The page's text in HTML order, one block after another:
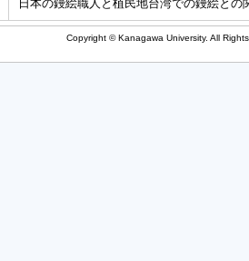
日本の鏝絵職人と植民地台湾での鏝絵との
Copyright © Kanagawa University. All Rights